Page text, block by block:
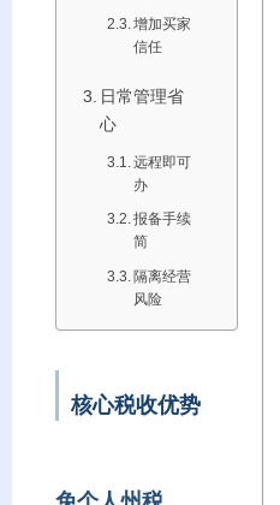
增加买家
信任
日常管理省
心
远程即可
办
报备手续
简
隔离经营
风险
核心税收优势